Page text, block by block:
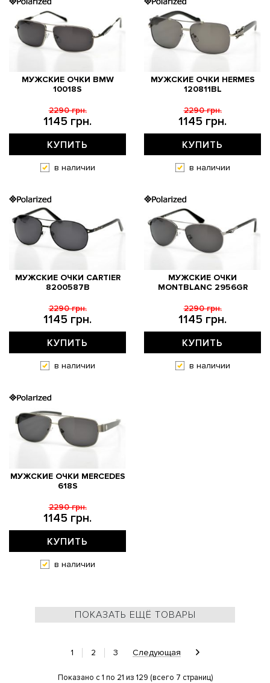
МУЖСКИЕ ОЧКИ BMW
10018S
1145 грн.
2290 грн.
КУПИТЬ
в наличии
МУЖСКИЕ ОЧКИ HERMES
120811BL
1145 грн.
2290 грн.
КУПИТЬ
в наличии
МУЖСКИЕ ОЧКИ CARTIER
8200587B
1145 грн.
2290 грн.
КУПИТЬ
в наличии
МУЖСКИЕ ОЧКИ
MONTBLANC 2956GR
1145 грн.
2290 грн.
КУПИТЬ
в наличии
МУЖСКИЕ ОЧКИ MERCEDES
618S
1145 грн.
2290 грн.
КУПИТЬ
в наличии
ПОКАЗАТЬ ЕЩЁ ТОВАРЫ
1 2 3 Следующая
Показано с 1 по 21 из 129 (всего 7 страниц)